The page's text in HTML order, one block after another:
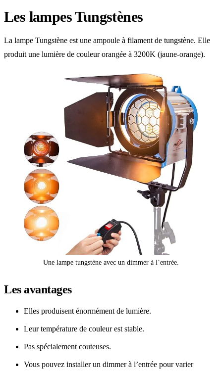
Les lampes Tungstènes
La lampe Tungstène est une ampoule à filament de tungstène. Elle
produit une lumière de couleur orangée à 3200K (jaune-orange).
Une lampe tungstène avec un dimmer à l’entrée.
Les avantages
Elles produisent énormément de lumière.
Leur température de couleur est stable.
Pas spécialement couteuses.
Vous pouvez installer un dimmer à l’entrée pour varier